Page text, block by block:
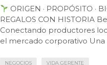
ORIGEN · PROPÓSITO ·
REGALOS CON HISTORIA
Conectando productores
el mercado corporativo Una
NEGOCIOS VIDA GERENTE